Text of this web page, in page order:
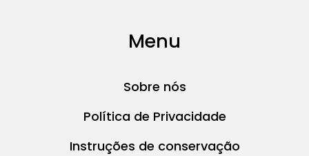
Menu
Sobre nós
Política de Privacidade
Instruções de conservação